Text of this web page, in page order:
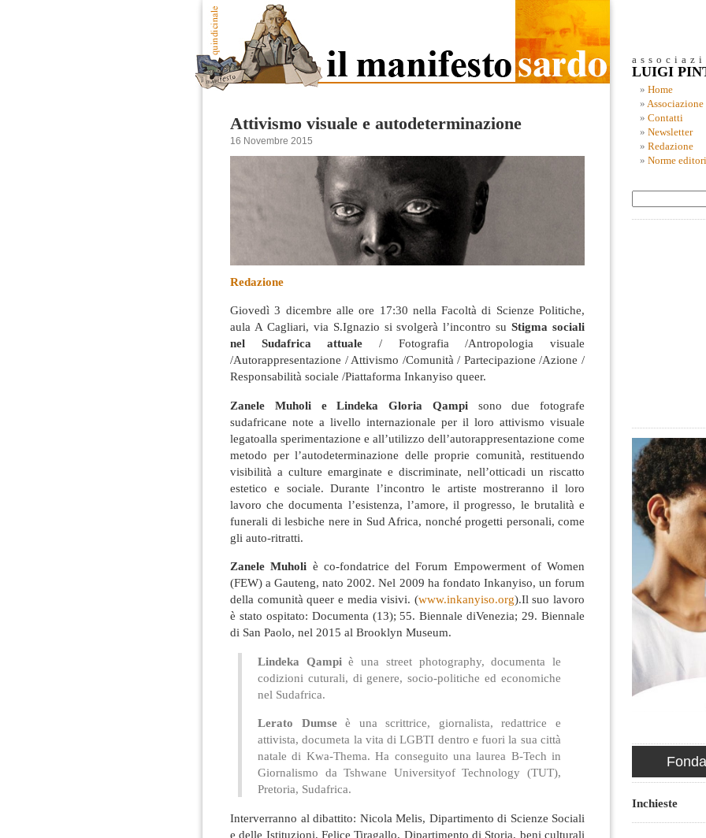
Attivismo visuale e autodeterminazione
16 Novembre 2015
Redazione
Giovedì 3 dicembre alle ore 17:30 nella Facoltà di Scienze Politiche,
aula A Cagliari, via S.Ignazio si svolgerà l’incontro suStigma sociali
nel Sudafrica attuale / Fotografia /Antropologia visuale
/Autorappresentazione / Attivismo /Comunità / Partecipazione /Azione /
Responsabilità sociale /Piattaforma Inkanyiso queer.
Zanele Muholi e Lindeka Gloria Qampisono due fotografe
sudafricane note a livello internazionale per il loro attivismo visuale
legatoalla sperimentazione e all’utilizzo dell’autorappresentazione come
metodo per l’autodeterminazione delle proprie comunità, restituendo
visibilità a culture emarginate e discriminate, nell’otticadi un riscatto
estetico e sociale. Durante l’incontro le artiste mostreranno il loro
lavoro che documenta l’esistenza, l’amore, il progresso, le brutalità e
funerali di lesbiche nere in Sud Africa, nonché progetti personali, come
gli auto-ritratti.
Zanele Muholi è co-fondatrice del Forum Empowerment of Women
(FEW) a Gauteng, nato 2002. Nel 2009 ha fondato Inkanyiso, un forum
della comunità queer e media visivi. (www.inkanyiso.org).Il suo lavoro
è stato ospitato: Documenta (13); 55. Biennale diVenezia; 29. Biennale
di San Paolo, nel 2015 al Brooklyn Museum.
Lindeka Qampiè una street photography, documenta le
codizioni cuturali, di genere, socio-politiche ed economiche
nel Sudafrica.
Lerato Dumseè una scrittrice, giornalista, redattrice e
attivista, documeta la vita di LGBTI dentro e fuori la sua città
natale di Kwa-Thema. Ha conseguito una laurea B-Tech in
Giornalismo da Tshwane Universityof Technology (TUT),
Pretoria, Sudafrica.
Interverranno al dibattito: Nicola Melis, Dipartimento di Scienze Sociali
e delle Istituzioni, Felice Tiragallo, Dipartimento di Storia, beni culturali
LUIGI
Home
Associazione
Contatti
Newsletter
Redazione
Norme
Inchieste